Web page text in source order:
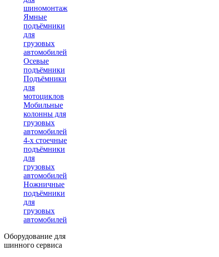
шиномонтажа
Ямные
подъёмники
для
грузовых
автомобилей
Осевые
подъёмники
Подъёмники
для
мотоциклов
Мобильные
колонны для
грузовых
автомобилей
4-х стоечные
подъёмники
для
грузовых
автомобилей
Ножничные
подъёмники
для
грузовых
автомобилей
Оборудование для
шинного сервиса